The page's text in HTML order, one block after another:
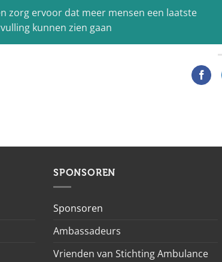
zorg ervoor dat meer mensen een laatste
kunnen zien gaan
SPONSOREN
Sponsoren
Ambassadeurs
Vrienden van Stichting Ambulance